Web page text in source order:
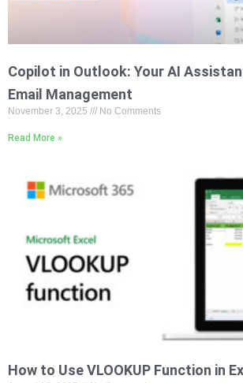
Copilot in Outlook: Your AI
Email Management
November 3, 2025 No Comments
Read More »
How to Use VLOOKUP Function in